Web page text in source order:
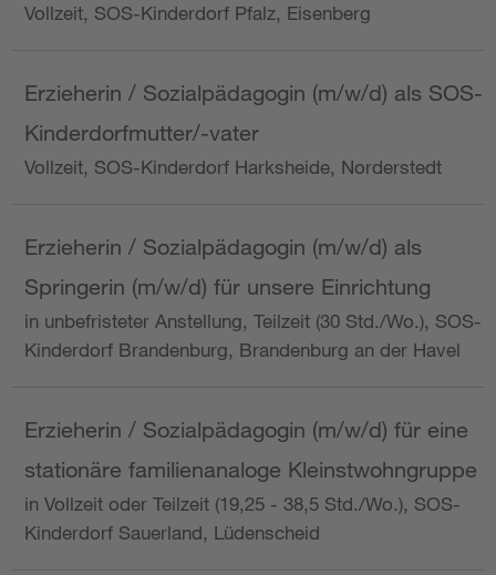
Vollzeit, SOS-Kinderdorf Pfalz, Eisenberg
Erzieherin / Sozialpädagogin (m/w/d) als SOS-
Kinderdorfmutter/-vater
Vollzeit, SOS-Kinderdorf Harksheide, Norderstedt
Erzieherin / Sozialpädagogin (m/w/d) als
Springerin (m/w/d) für unsere Einrichtung
in unbefristeter Anstellung, Teilzeit (30 Std./Wo.), SOS-
Kinderdorf Brandenburg, Brandenburg an der Havel
Erzieherin / Sozialpädagogin (m/w/d) für eine
stationäre familienanaloge Kleinstwohngruppe
in Vollzeit oder Teilzeit (19,25 - 38,5 Std./Wo.), SOS-
Kinderdorf Sauerland, Lüdenscheid